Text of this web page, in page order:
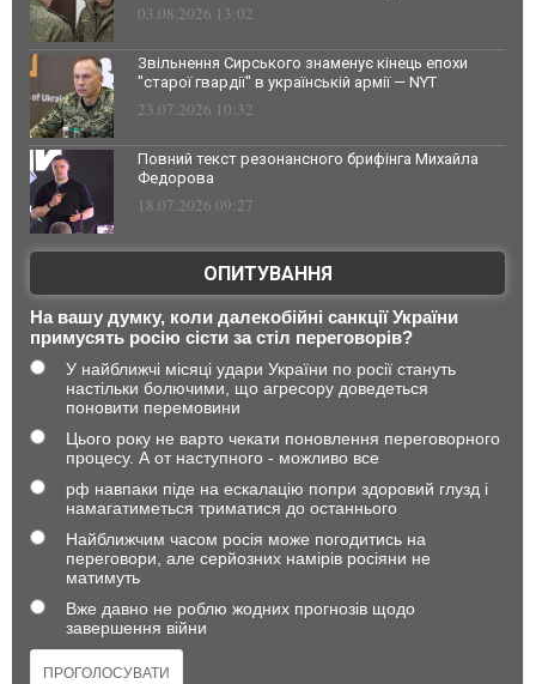
03.08.2026 13:02
Звільнення Сирського знаменує кінець епохи
"старої гвардії" в українській армії — NYT
23.07.2026 10:32
Повний текст резонансного брифінга Михайла
Федорова
18.07.2026 09:27
ОПИТУВАННЯ
На вашу думку, коли далекобійні санкції України
примусять росію сісти за стіл переговорів?
У найближчі місяці удари України по росії стануть
настільки болючими, що агресору доведеться
поновити перемовини
Цього року не варто чекати поновлення переговорного
процесу. А от наступного - можливо все
рф навпаки піде на ескалацію попри здоровий глузд і
намагатиметься триматися до останнього
Найближчим часом росія може погодитись на
переговори, але серйозних намірів росіяни не
матимуть
Вже давно не роблю жодних прогнозів щодо
завершення війни